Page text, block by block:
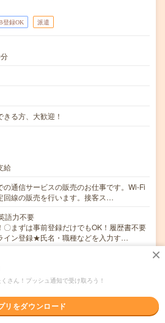
登録OK 派遣
る方、大歓迎！
給
の通信サービスの販売のお仕事です。Wi-Fi
回線の販売を行います。接客ス…
語力不要
まずは事前登録だけでもOK！履歴書不要
イン登録★氏名・職種などを入力す…
さん！プッシュ通知で受け取ろう！
リをダウンロード